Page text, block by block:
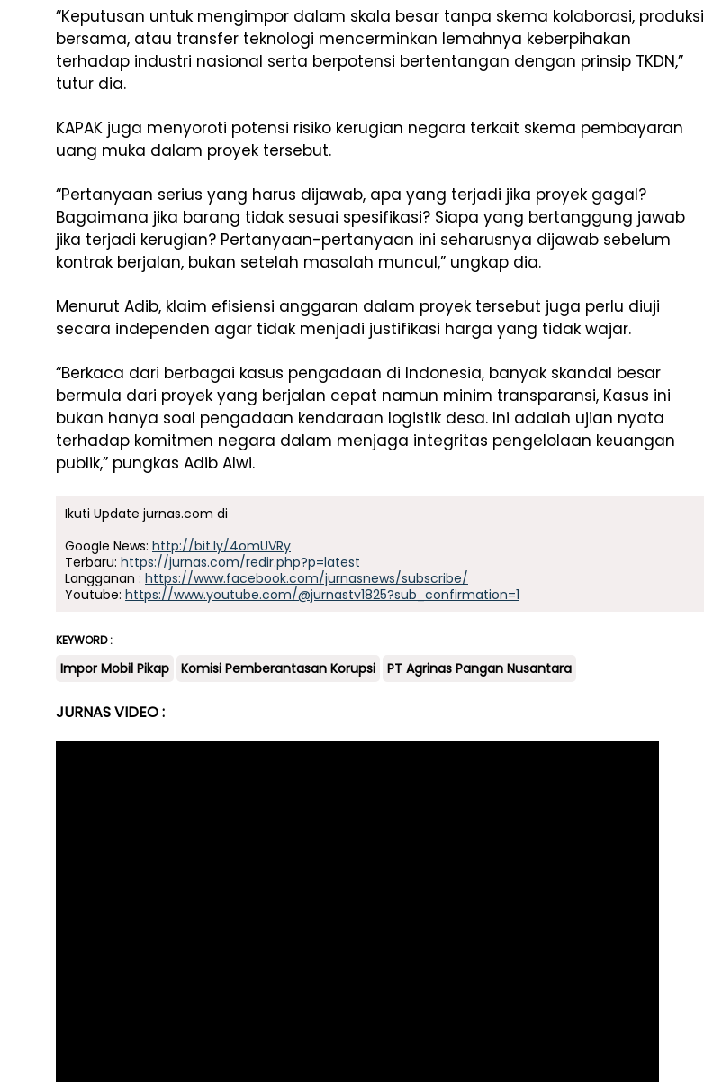
“Keputusan untuk mengimpor dalam skala besar tanpa skema kolaborasi, produksi
bersama, atau transfer teknologi mencerminkan lemahnya keberpihakan
terhadap industri nasional serta berpotensi bertentangan dengan prinsip TKDN,”
tutur dia.
KAPAK juga menyoroti potensi risiko kerugian negara terkait skema pembayaran
uang muka dalam proyek tersebut.
“Pertanyaan serius yang harus dijawab, apa yang terjadi jika proyek gagal?
Bagaimana jika barang tidak sesuai spesifikasi? Siapa yang bertanggung jawab
jika terjadi kerugian? Pertanyaan-pertanyaan ini seharusnya dijawab sebelum
kontrak berjalan, bukan setelah masalah muncul,” ungkap dia.
Menurut Adib, klaim efisiensi anggaran dalam proyek tersebut juga perlu diuji
secara independen agar tidak menjadi justifikasi harga yang tidak wajar.
“Berkaca dari berbagai kasus pengadaan di Indonesia, banyak skandal besar
bermula dari proyek yang berjalan cepat namun minim transparansi, Kasus ini
bukan hanya soal pengadaan kendaraan logistik desa. Ini adalah ujian nyata
terhadap komitmen negara dalam menjaga integritas pengelolaan keuangan
publik,” pungkas Adib Alwi.
Ikuti Update jurnas.com di
Google News: http://bit.ly/4omUVRy
Terbaru: https://jurnas.com/redir.php?p=latest
Langganan : https://www.facebook.com/jurnasnews/subscribe/
Youtube: https://www.youtube.com/@jurnastv1825?sub_confirmation=1
KEYWORD :
Impor Mobil Pikap Komisi Pemberantasan Korupsi PT Agrinas Pangan Nusantara
JURNAS VIDEO :